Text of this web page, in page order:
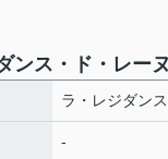
ンス・ド・レー
ラ・レジダン
-